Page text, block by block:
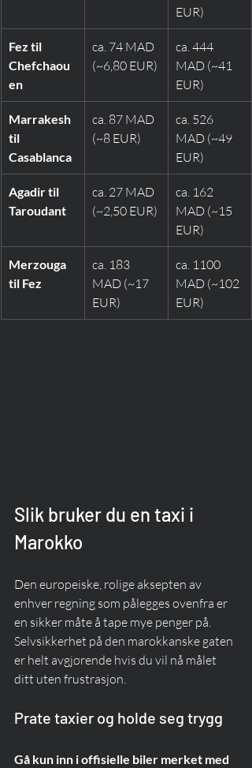
EUR)
Fez til
Chefchaou
en
ca. 74 MAD
(~6,80 EUR)
ca. 444
MAD (~41
EUR)
Marrakesh
til
Casablanca
ca. 87 MAD
(~8 EUR)
ca. 526
MAD (~49
EUR)
Agadir til
Taroudant
ca. 27 MAD
(~2,50 EUR)
ca. 162
MAD (~15
EUR)
Merzouga
til Fez
ca. 183
MAD (~17
EUR)
ca. 1100
MAD (~102
EUR)
Slik bruker du en taxi i
Marokko
Den europeiske, rolige aksepten av
enhver regning som pålegges ovenfra er
en sikker måte å tape mye penger på.
Selvsikkerhet på den marokkanske gaten
er helt avgjørende hvis du vil nå målet
ditt uten frustrasjon.
Prate taxier og holde seg trygg
Gå kun inn i offisielle biler merket med